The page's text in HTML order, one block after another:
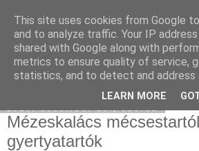
Moha Konyha
Mézeskalács
gyertyatartók
This site uses cookies from Google
and to analyze traffic. Your IP
shared with Google along with
metrics to ensure quality of service,
statistics, and to detect and address
LEARN MORE